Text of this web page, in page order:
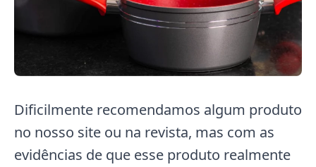
Dificilmente recomendamos algum produto
no nosso site ou na revista, mas com as
evidências de que esse produto realmente